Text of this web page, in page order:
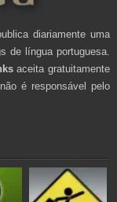
diariamente uma
de língua portuguesa.
aceita gratuitamente
é responsável pelo